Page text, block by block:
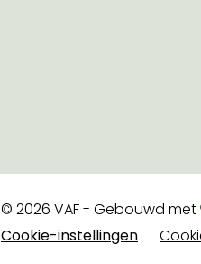
© 2026 VAF - Gebouwd met
Cookie-instellingen